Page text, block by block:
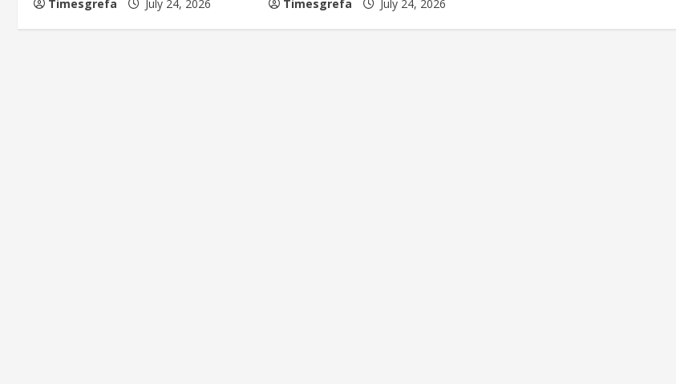
Timesgrefa July 24, 2026 Timesgrefa July 24, 2026